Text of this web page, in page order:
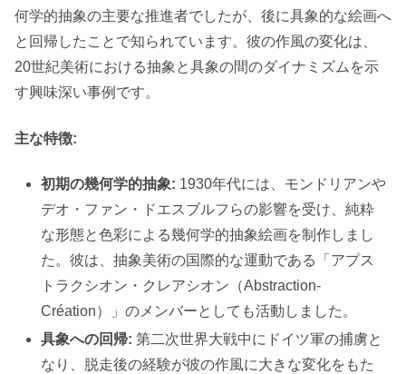
何学的抽象の主要な推進者でしたが、後に具象的な絵画へ
と回帰したことで知られています。彼の作風の変化は、
20世紀美術における抽象と具象の間のダイナミズムを示
す興味深い事例です。
主な特徴:
初期の幾何学的抽象: 1930年代には、モンドリアンや
デオ・ファン・ドエスブルフらの影響を受け、純粋
な形態と色彩による幾何学的抽象絵画を制作しまし
た。彼は、抽象美術の国際的な運動である「アプス
トラクシオン・クレアシオン（Abstraction-
Création）」のメンバーとしても活動しました。
具象への回帰: 第二次世界大戦中にドイツ軍の捕虜と
なり、脱走後の経験が彼の作風に大きな変化をもた